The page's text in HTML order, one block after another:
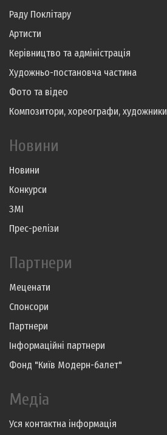
Раду Поклітару
Артисти
Керівництво та адміністрація
Художньо-постановча частина
Фото та відео
Композитори, хореографи, художники
Новини
Новини
Конкурси
ЗМІ
Прес-релізи
Партнери
Меценати
Спонсори
Партнери
Інформаційні партнери
Фонд "Київ Модерн-балет"
Медіа
Уся контактна інформація